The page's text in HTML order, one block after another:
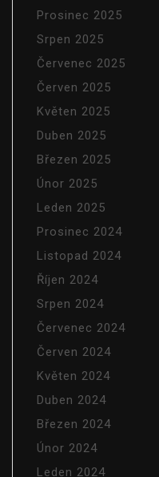
Prosinec 2025
Srpen 2025
Červenec 2025
Červen 2025
Květen 2025
Duben 2025
Březen 2025
Únor 2025
Leden 2025
Prosinec 2024
Listopad 2024
Říjen 2024
Srpen 2024
Červenec 2024
Červen 2024
Květen 2024
Duben 2024
Březen 2024
Únor 2024
Leden 2024